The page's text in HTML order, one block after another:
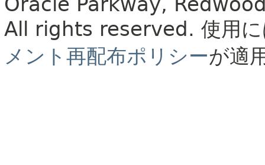
All rights reserved. 使用
メント再配布ポリシーが適